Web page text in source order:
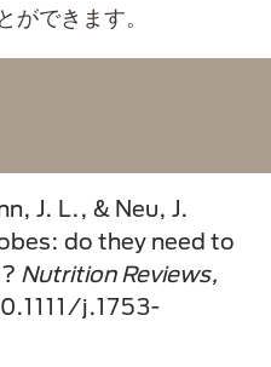
ができます。
J. L., & Neu, J.
do they need to
Nutrition Reviews,
j.1753-